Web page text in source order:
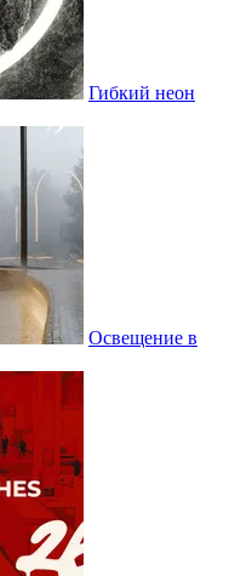
Гибкий неон
Освещение в